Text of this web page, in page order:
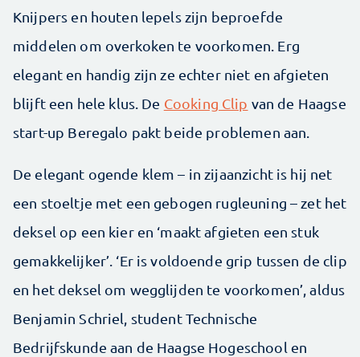
Knijpers en houten lepels zijn beproefde
middelen om overkoken te voor­komen. Erg
elegant en handig zijn ze echter niet en afgieten
blijft een hele klus. De Cooking Clip van de Haagse
start-up Beregalo pakt beide problemen aan.
De elegant ogende klem – in zijaanzicht is hij net
een stoeltje met een gebogen rugleuning – zet het
deksel op een kier en ‘maakt afgieten een stuk
gemakkelijker’. ‘Er is voldoende grip tussen de clip
en het deksel om wegglijden te voorkomen’, aldus
Benjamin Schriel, student Technische
Bedrijfskunde aan de Haagse Hogeschool en